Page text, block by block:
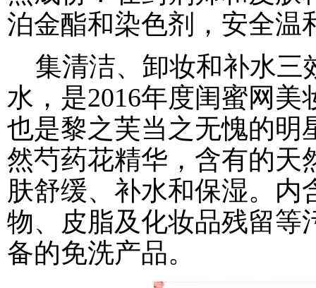
泊金酯和染色剂，安全温
集清洁、卸妆和补水三
水，是2016年度闺蜜网
也是黎之芙当之无愧的明
然芍药花精华，含有的天
肤舒缓、补水和保湿。内
物、皮脂及化妆品残留等
备的免洗产品。